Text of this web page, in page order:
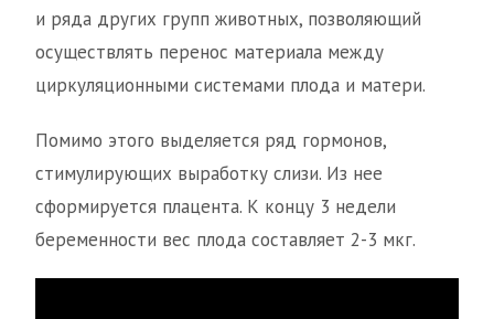
и ряда других групп животных, позволяющий
осуществлять перенос материала между
циркуляционными системами плода и матери.
Помимо этого выделяется ряд гормонов,
стимулирующих выработку слизи. Из нее
сформируется плацента. К концу 3 недели
беременности вес плода составляет 2-3 мкг.